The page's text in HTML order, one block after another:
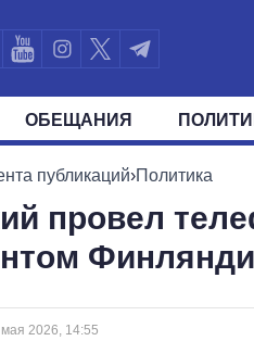
ОБЕЩАНИЯ
ВСЕ ПОЛИТИКИ ПРЕЗИДЕНТ И
публикаций›Политика
провел
2026, 14:55